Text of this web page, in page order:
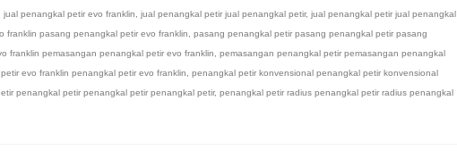
penangkal petir evo franklin jual penangkal petir jual penangkal petir, jual penangkal petir jual penangkal
franklin pasang penangkal petir evo franklin
pasang penangkal petir pasang penangkal petir pasang
franklin pemasangan penangkal petir evo franklin
pemasangan penangkal petir pemasangan penangkal
evo franklin penangkal petir evo franklin
penangkal petir konvensional penangkal petir konvensional
penangkal petir penangkal petir penangkal petir, penangkal petir radius penangkal petir radius penangkal